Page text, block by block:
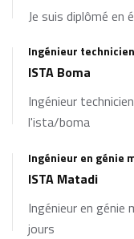
Je suis diplômé en
Ingénieur
ISTA Boma
Ingénieur
l'ista/boma
Ingénieur en génie
ISTA Matadi
Ingénieur en génie
jours